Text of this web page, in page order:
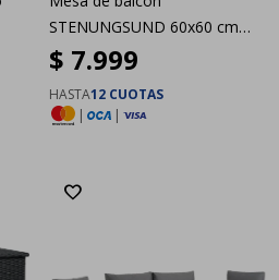
STENUNGSUND 60x60 cm
gris
$ 7.999
HASTA12 CUOTAS
|
|